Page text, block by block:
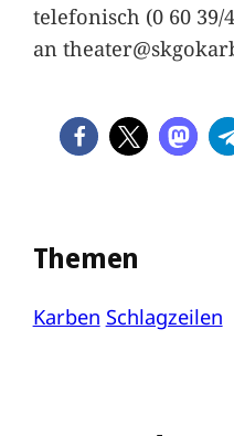
telefonisch (0 60 39/
an
Themen
Karben Schlagzeilen